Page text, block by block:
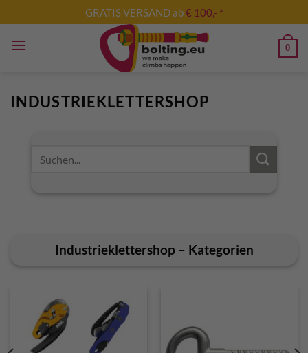
Inhalt
springen
GRATIS VERSAND ab€ 100,- *
0
INDUSTRIEKLETTERSHOP
Industrieklettershop – Kategorien